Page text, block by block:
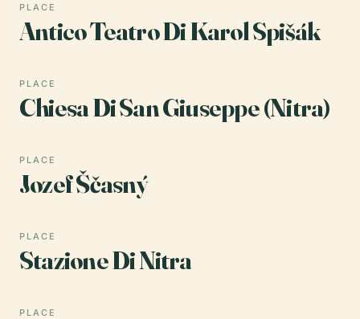
PLACE
Antico Teatro Di Karol Spišák
PLACE
Chiesa Di San Giuseppe (Nitra)
PLACE
Jozef Ščasný
PLACE
Stazione Di Nitra
PLACE